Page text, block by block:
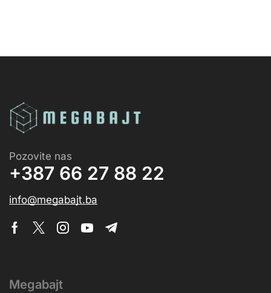
Pozovite nas
+387 66 27 88 22
info@megabajt.ba
Megabajt